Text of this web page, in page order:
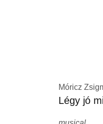
Móricz
Légy jó